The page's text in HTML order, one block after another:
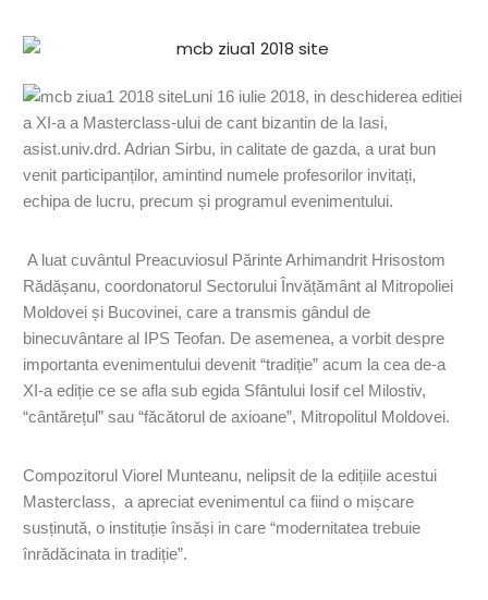
Luni 16 iulie 2018, in deschiderea editiei
a XI-a a Masterclass-ului de cant bizantin de la Iasi,
asist.univ.drd. Adrian Sirbu, in calitate de gazda, a urat bun
venit participanților, amintind numele profesorilor invitați,
echipa de lucru, precum și programul evenimentului.
A luat cuvântul Preacuviosul Părinte Arhimandrit Hrisostom
Rădășanu, coordonatorul Sectorului Învățământ al Mitropoliei
Moldovei și Bucovinei, care a transmis gândul de
binecuvântare al IPS Teofan. De asemenea, a vorbit despre
importanta evenimentului devenit “tradiție” acum la cea de-a
XI-a ediție ce se afla sub egida Sfântului Iosif cel Milostiv,
“cântărețul” sau “făcătorul de axioane”, Mitropolitul Moldovei.
Compozitorul Viorel Munteanu, nelipsit de la edițiile acestui
Masterclass, a apreciat evenimentul ca fiind o mișcare
susținută, o instituție însăși in care “modernitatea trebuie
înrădăcinata in tradiție”.